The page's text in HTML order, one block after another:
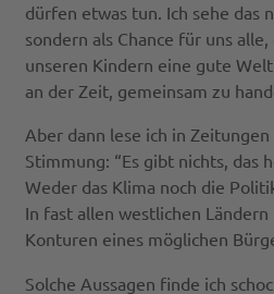
dürfen etwas tun. Ich sehe das
sondern als Chance für uns
unseren Kindern eine gute
an der Zeit, gemeinsam zu
Aber dann lese ich in
Stimmung: “Es gibt nichts, das
Weder das Klima noch die
In fast allen westlichen Ländern
Konturen eines möglichen
Solche Aussagen finde ich